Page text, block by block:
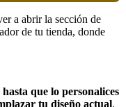
a abrir la sección de
de tu tienda, donde
que lo personalices
tu diseño actual.